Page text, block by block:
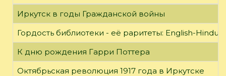
Иркутск в годы Гражданской войны
Гордость библиотеки - её раритеты: English-
К дню рождения Гарри Поттера
Октябрьская революция 1917 года в Иркутске